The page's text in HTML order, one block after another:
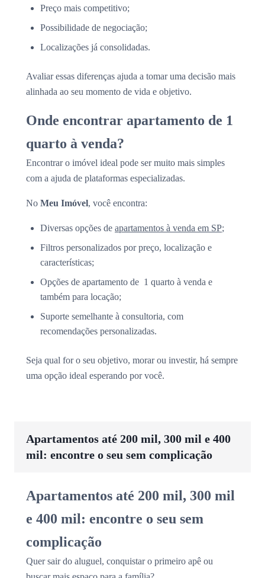
Preço mais competitivo;
Possibilidade de negociação;
Localizações já consolidadas.
Avaliar essas diferenças ajuda a tomar uma decisão mais
alinhada ao seu momento de vida e objetivo.
Onde encontrar apartamento de 1
quarto à venda?
Encontrar o imóvel ideal pode ser muito mais simples
com a ajuda de plataformas especializadas.
No Meu Imóvel, você encontra:
Diversas opções de apartamentos à venda em SP;
Filtros personalizados por preço, localização e
características;
Opções de apartamento de 1 quarto à venda e
também para locação;
Suporte semelhante à consultoria, com
recomendações personalizadas.
Seja qual for o seu objetivo, morar ou investir, há sempre
uma opção ideal esperando por você.
Apartamentos até 200 mil, 300 mil e 400
mil: encontre o seu sem complicação
Apartamentos até 200 mil, 300 mil
e 400 mil: encontre o seu sem
complicação
Quer sair do aluguel, conquistar o primeiro apê ou